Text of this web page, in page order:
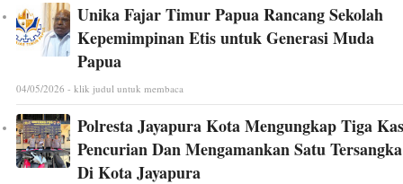
Unika Fajar Timur Papua Rancang Sekolah
Kepemimpinan Etis untuk Generasi Muda
Papua
04/05/2026 - klik judul untuk membaca
Polresta Jayapura Kota Mengungkap Tiga
Pencurian Dan Mengamankan Satu Tersangka
Di Kota Jayapura